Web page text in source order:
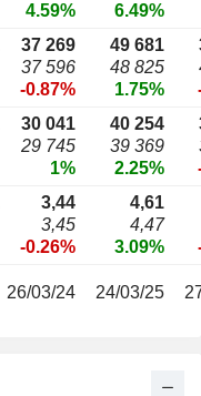
4.59%
6.49%
37 269
37 596
-0.87%
49 681
48 825
1.75%
30 041
29 745
1%
40 254
39 369
2.25%
3,44
3,45
-0.26%
4,61
4,47
3.09%
26/03/24 24/03/25